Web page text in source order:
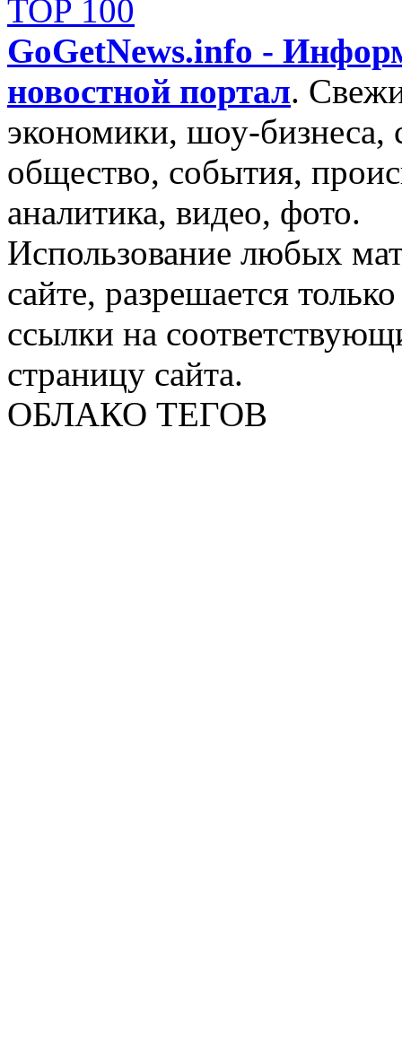
GoGetNews.info -
новостной портал.
экономики, шоу-бизнеса,
общество, события,
аналитика, видео, фото.
Использование любых
сайте, разрешается
ссылки на
страницу сайта.
ОБЛАКО ТЕГОВ